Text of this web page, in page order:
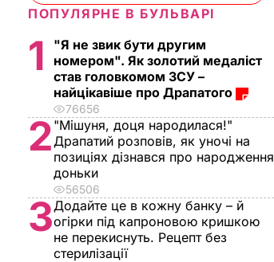
ПОПУЛЯРНЕ В БУЛЬВАРІ
1
"Я не звик бути другим
номером". Як золотий медаліст
став головкомом ЗСУ –
найцікавіше про Драпатого
76656
2 "Мішуня, доця народилася!"
Драпатий розповів, як уночі на
позиціях дізнався про народження
доньки
56506
3Додайте це в кожну банку – й
огірки під капроновою кришкою
не перекиснуть. Рецепт без
стерилізації